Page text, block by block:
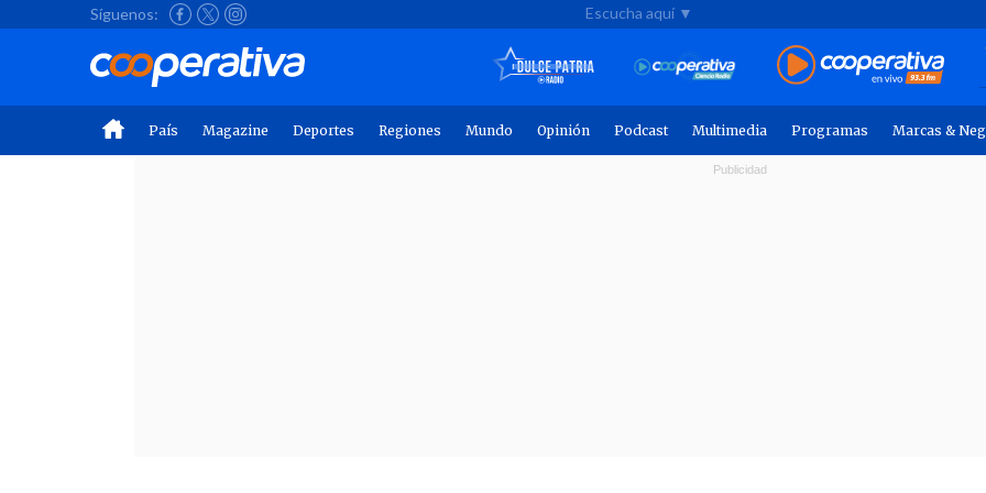
Síguenos: Escucha aquí ▼
País Magazine Deportes Regiones Mundo Opinión Podcast Multimedia Programas Marcas &